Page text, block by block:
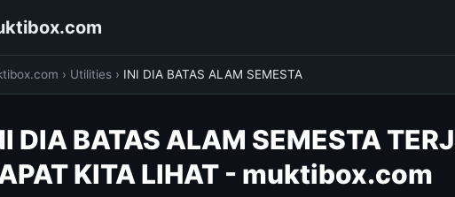
› Utilities › INI DIA BATAS ALAM SEMESTA
DIA BATAS ALAM SEMESTA
KITA LIHAT - muktibox.com